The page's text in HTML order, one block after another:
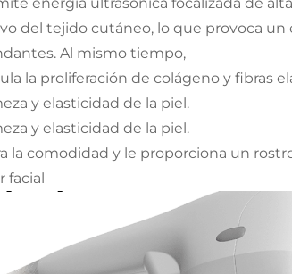
del tejido cutáneo, lo que provoca
Al mismo tiempo,
la proliferación de colágeno y fibras
y elasticidad de la piel.
y elasticidad de la piel.
la comodidad y le proporciona un
facial